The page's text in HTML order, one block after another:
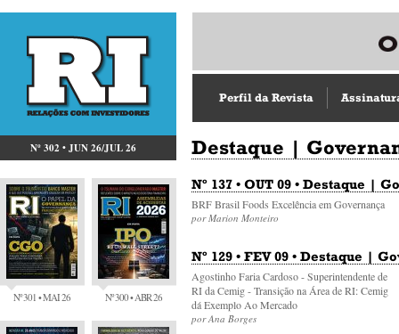
Nº 302 • JUN 26/JUL 26
Nº 301 • MAI 26 Nº 300 • ABR 26
Perfil da Revista
Destaque |
Nº 137 • OUT 09 • Destaque |
BRF Brasil Foods Excelência em Governança
por Marion Monteiro
Nº 129 • FEV 09 • Destaque |
Agostinho Faria Cardoso - Superintendente de
RI da Cemig - Transição na Área de RI: Cemig
dá Exemplo Ao Mercado
por Ana Borges